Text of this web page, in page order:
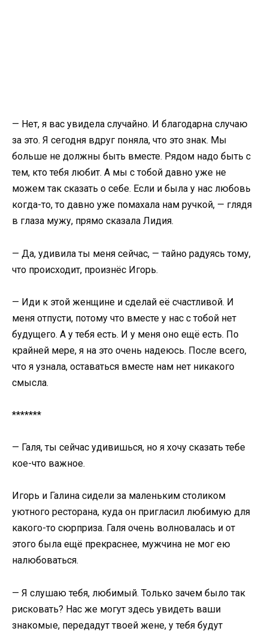
— Нет, я вас увидела случайно. И благодарна случаю
за это. Я сегодня вдруг поняла, что это знак. Мы
больше не должны быть вместе. Рядом надо быть с
тем, кто тебя любит. А мы с тобой давно уже не
можем так сказать о себе. Если и была у нас любовь
когда-то, то давно уже помахала нам ручкой, — глядя
в глаза мужу, прямо сказала Лидия.
— Да, удивила ты меня сейчас, — тайно радуясь тому,
что происходит, произнёс Игорь.
— Иди к этой женщине и сделай её счастливой. И
меня отпусти, потому что вместе у нас с тобой нет
будущего. А у тебя есть. И у меня оно ещё есть. По
крайней мере, я на это очень надеюсь. После всего,
что я узнала, оставаться вместе нам нет никакого
смысла.
*******
— Галя, ты сейчас удивишься, но я хочу сказать тебе
кое-что важное.
Игорь и Галина сидели за маленьким столиком
уютного ресторана, куда он пригласил любимую для
какого-то сюрприза. Галя очень волновалась и от
этого была ещё прекраснее, мужчина не мог ею
налюбоваться.
— Я слушаю тебя, любимый. Только зачем было так
рисковать? Нас же могут здесь увидеть ваши
знакомые, передадут твоей жене, у тебя будут